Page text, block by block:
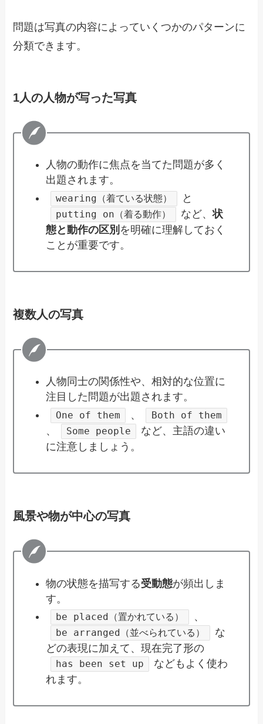
問題は写真の内容によっていくつかのパターンに
分類できます。
1人の人物が写った写真
人物の動作に焦点を当てた問題が多く
出題されます。
wearing（着ている状態） と
putting on（着る動作） など、状
態と動作の区別 を明確に理解しておく
ことが重要です。
複数人の写真
人物同士の関係性や、相対的な位置に
注目した問題が出題されます。
One of them 、 Both of them
、 Some people
など、主語の違い
に注意しましょう。
風景や物が中心の写真
物の状態を描写する受動態が頻出しま
す。
be placed（置かれている） 、
be arranged（並べられている）
な
どの表現に加えて、現在完了形の
has been set up
などもよく使わ
れます。